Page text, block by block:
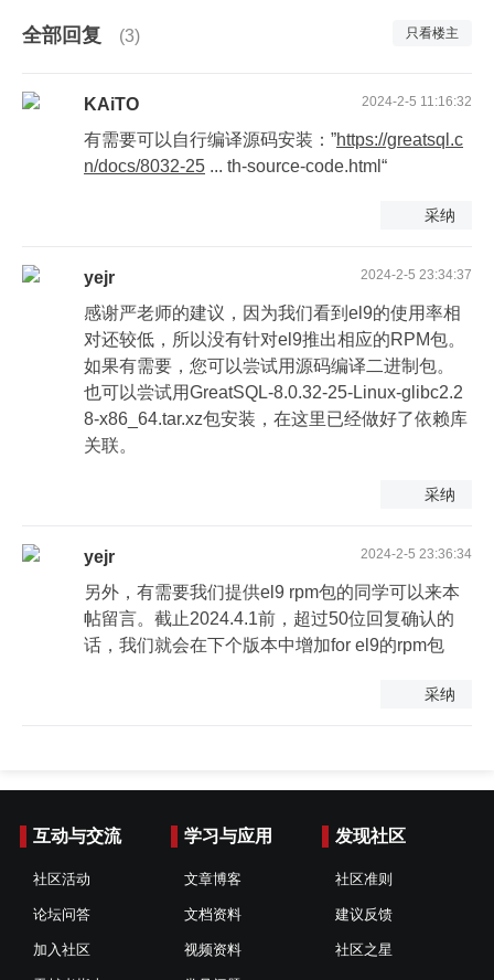
全部回复 (3) 只看楼主
KAiTO 2024-2-5 11:16:32
有需要可以自行编译源码安装：”https://greatsql.c
n/docs/8032-25 ... th-source-code.html“
采纳
yejr 2024-2-5 23:34:37
感谢严老师的建议，因为我们看到el9的使用率相
对还较低，所以没有针对el9推出相应的RPM包。
如果有需要，您可以尝试用源码编译二进制包。
也可以尝试用GreatSQL-8.0.32-25-Linux-glibc2.2
8-x86_64.tar.xz包安装，在这里已经做好了依赖库
关联。
采纳
yejr 2024-2-5 23:36:34
另外，有需要我们提供el9 rpm包的同学可以来本
帖留言。截止2024.4.1前，超过50位回复确认的
话，我们就会在下个版本中增加for el9的rpm包
采纳
互动与交流
社区活动
论坛问答
加入社区
学习与应用
文章博客
文档资料
视频资料
发现社区
社区准则
建议反馈
社区之星